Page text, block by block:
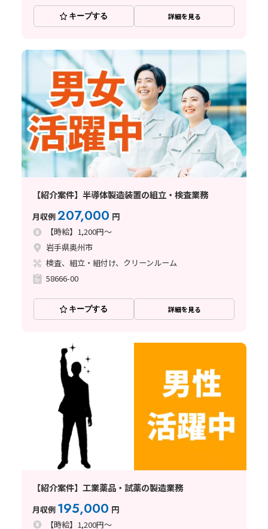
キープする 詳細を見る
【紹介案件】半導体製造装置の組立・検査業務
月収例207,000 円
【時給】1,200円～
岩手県奥州市
検査、組立・組付け、クリーンルーム
58666-00
キープする 詳細を見る
【紹介案件】工業薬品・試薬の製造業務
月収例 195,000 円
【時給】1,200円～